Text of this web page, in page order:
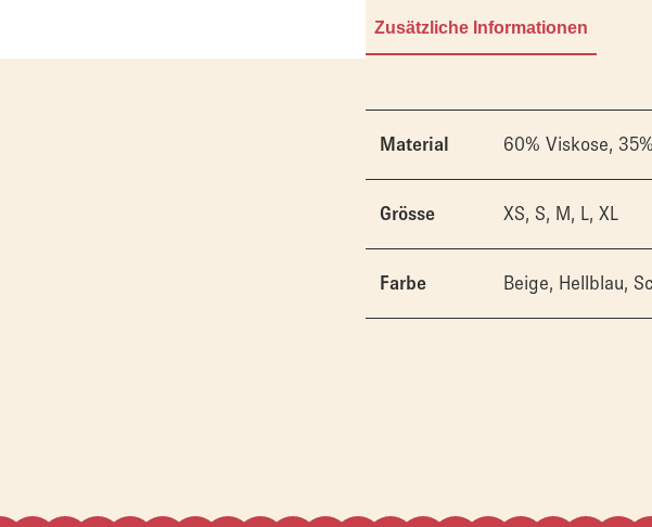
Zusätzliche Informationen
Material 60% Viskose,
Grösse XS, S, M, L, XL
Farbe Beige, Hellblau,